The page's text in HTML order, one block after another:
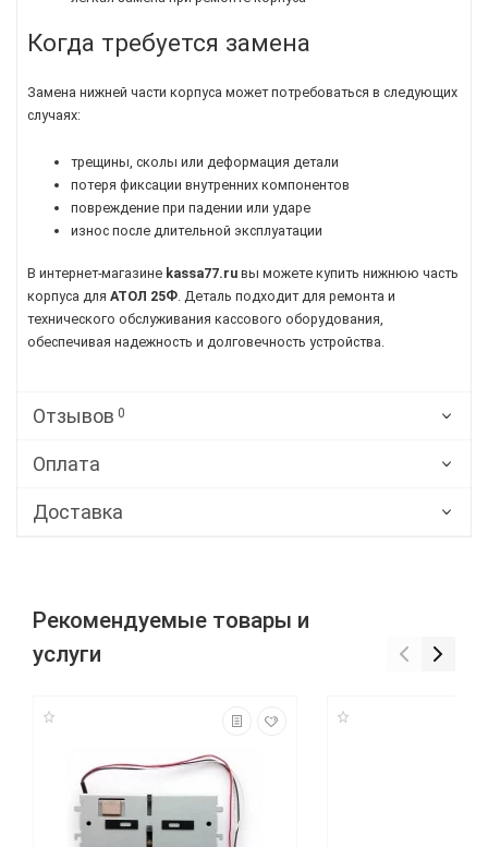
Когда требуется замена
Замена нижней части корпуса может потребоваться в следующих
случаях:
трещины, сколы или деформация детали
потеря фиксации внутренних компонентов
повреждение при падении или ударе
износ после длительной эксплуатации
В интернет-магазине kassa77.ru вы можете купить нижнюю часть
корпуса для АТОЛ 25Ф . Деталь подходит для ремонта и
технического обслуживания кассового оборудования,
обеспечивая надежность и долговечность устройства.
Отзывов 0
Оплата
Доставка
Рекомендуемые товары и
услуги